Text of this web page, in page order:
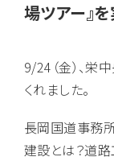
場ツアー』
9/24（金）、
くれました。
長岡国道事務
建設とは？道路